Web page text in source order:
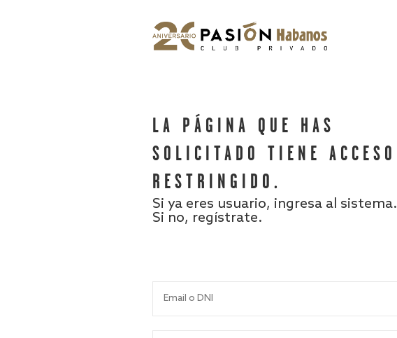
LA PÁGINA QUE HAS
SOLICITADO TIENE ACCESO
RESTRINGIDO.
Si ya eres usuario, ingresa al sistema.
Si no, regístrate.